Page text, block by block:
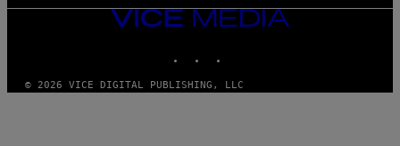
VICE
© 2026 VICE DIGITAL PUBLISHING, LLC